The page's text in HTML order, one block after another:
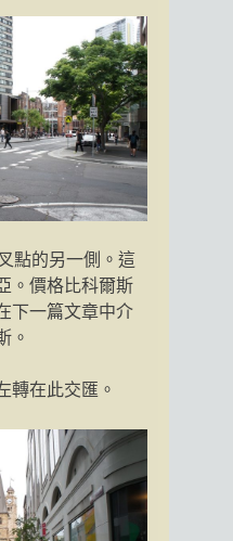
點的另一側。這
。價格比科爾斯
下一篇文章中介
。
轉在此交匯。